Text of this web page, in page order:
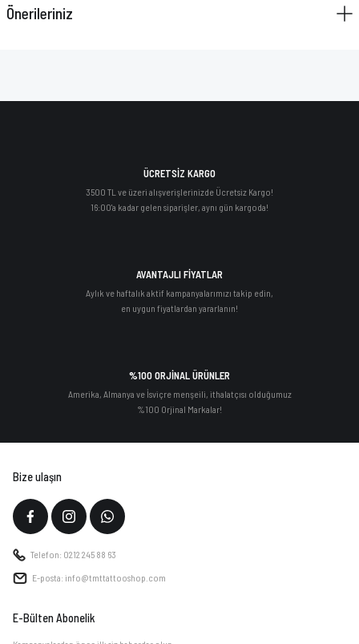
Önerileriniz
ÜCRETSİZ KARGO
3500 TL ve üzeri alışverişlerinizde Ücretsiz Kargo!
16:00'a kadar gelen siparişler, aynı gün kargoda!
AVANTAJLI FİYATLAR
Aylık ve haftalık aktif kampanyalarımızı takip edin,
en uygun fiyatlardan yararlanın!
%100 ORJİNAL ÜRÜNLER
Amerika, Almanya ve İsviçre menşeili, ithalatçısı olduğumuz
%100 Orjinal Markalar!
Bize ulaşın
Telefon: 0212 245 88 63
E-posta: info@tmttattooshop.com
E-Bülten Abonelik